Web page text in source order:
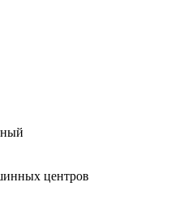
центров